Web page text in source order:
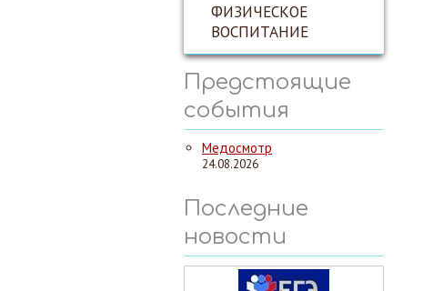
ФИЗИЧЕСКОЕ
ВОСПИТАНИЕ
Предстоящие
события
Медосмотр
24.08.2026
Последние
новости